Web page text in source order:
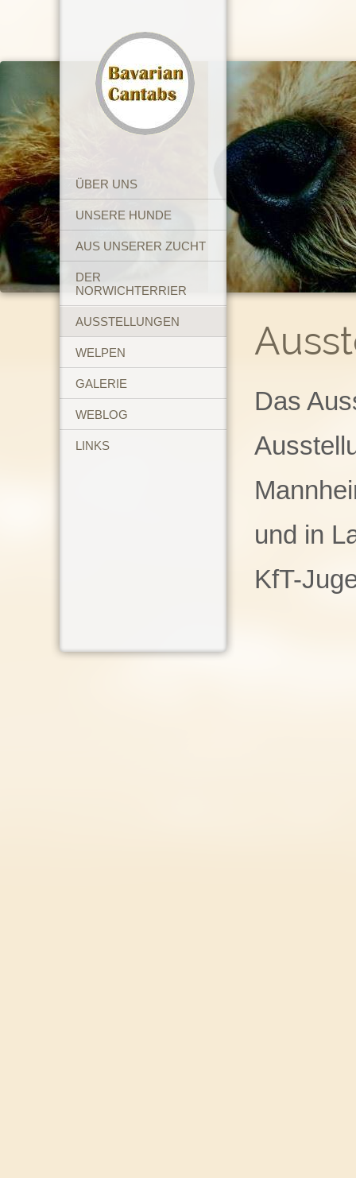
ÜBER UNS
UNSERE HUNDE
AUS UNSERER ZUCHT
DER
NORWICHTERRIER
AUSSTELLUNGEN
WELPEN
GALERIE
WEBLOG
LINKS
Das
und in
KfT-